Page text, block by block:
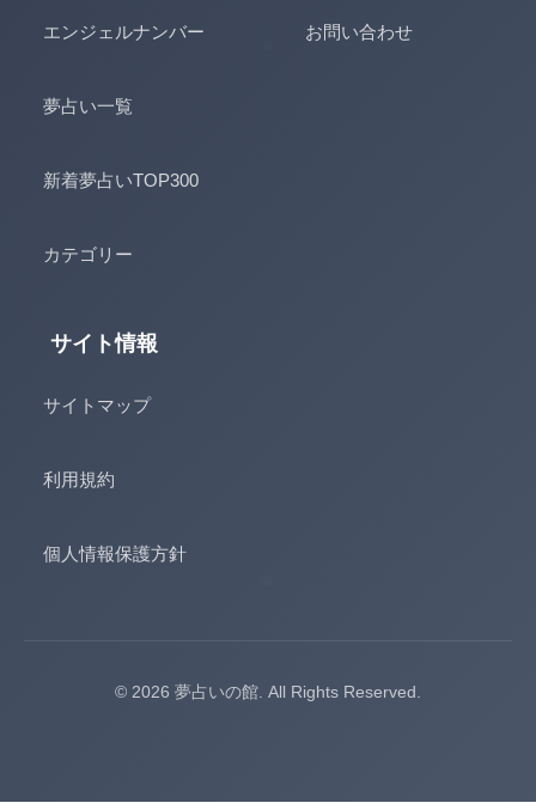
エンジェルナンバー
夢占い一覧
新着夢占いTOP300
カテゴリー
お問い合わせ
サイト情報
サイトマップ
利用規約
個人情報保護方針
© 2026 夢占いの館. All Rights Reserved.